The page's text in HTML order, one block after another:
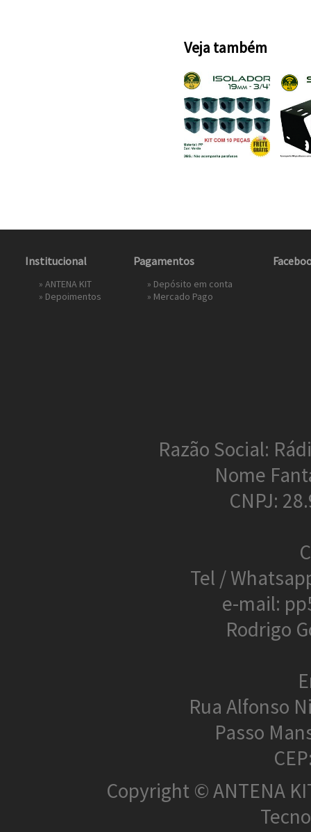
Veja também
Institucional
» ANTENA KIT
» Depoimentos
Pagamentos
» Depósito em conta
» Mercado Pago
Razão Social:
Nome
CNPJ:
Tel /
e-mail:
Rodrigo
Rua Alfonso
Passo
Copyright © ANTENA